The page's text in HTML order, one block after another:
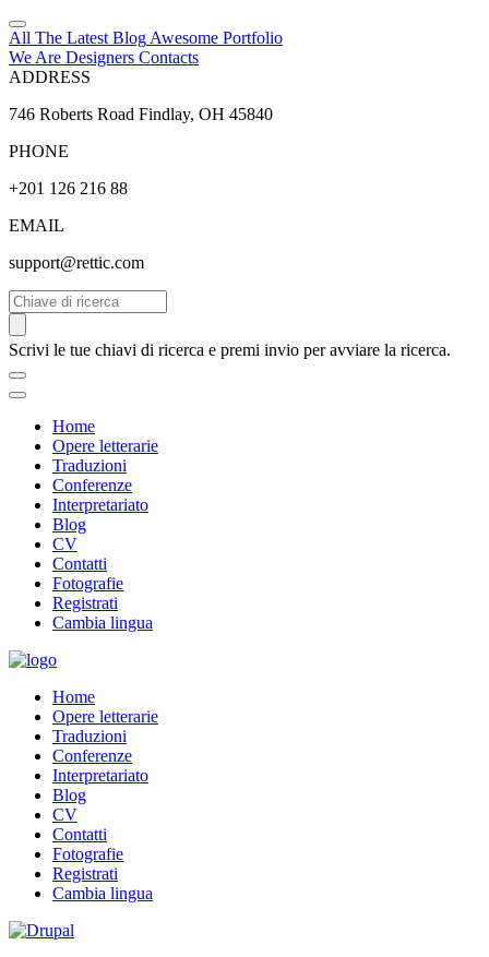
All The Latest Blog Awesome Portfolio
We Are Designers Contacts
ADDRESS
746 Roberts Road Findlay, OH 45840
PHONE
+201 126 216 88
EMAIL
support@rettic.com
Cerca
Scrivi le tue chiavi di ricerca e premi invio per avviare la ricerca.
Home
Opere letterarie
Traduzioni
Conferenze
Interpretariato
Blog
CV
Contatti
Fotografie
Registrati
Cambia lingua
Home
Opere letterarie
Traduzioni
Conferenze
Interpretariato
Blog
CV
Contatti
Fotografie
Registrati
Cambia lingua